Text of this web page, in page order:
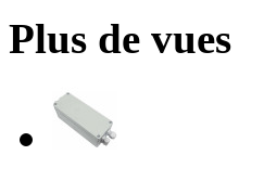
Plus de vues